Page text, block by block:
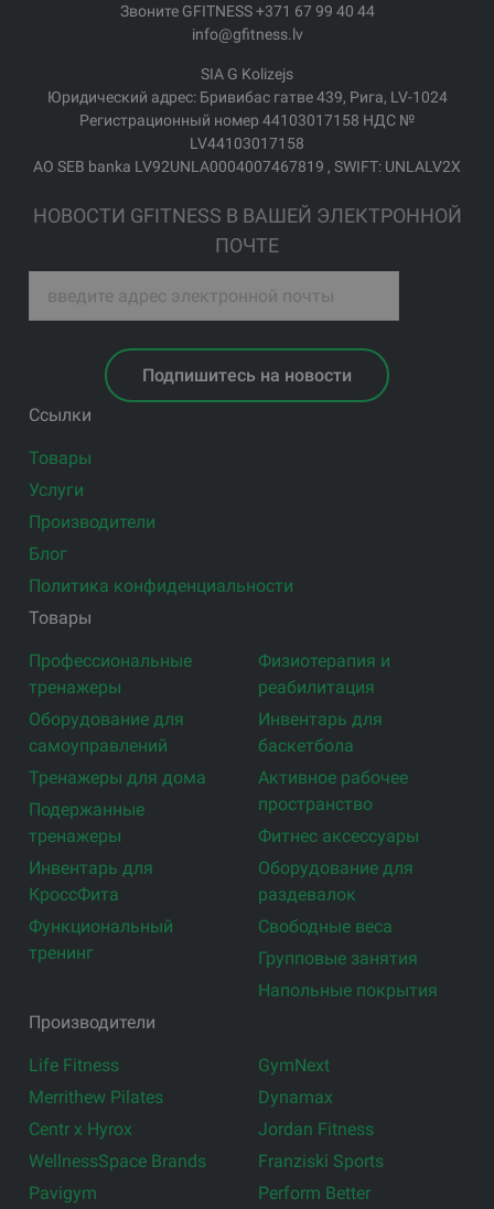
Звоните GFITNESS +371 67 99 40 44
info@gfitness.lv
SIA G Kolizejs
Юридический адрес: Бривибас гатве 439, Рига, LV-1024
Регистрационный номер 44103017158 НДС №
LV44103017158
АО SEB banka LV92UNLA0004007467819 , SWIFT: UNLALV2X
НОВОСТИ GFITNESS В ВАШЕЙ ЭЛЕКТРОННОЙ
ПОЧТЕ
Подпишитесь на новости
Ссылки
Товары
Услуги
Производители
Блог
Политика конфиденциальности
Товары
Профессиональные
тренажеры
Оборудование для
самоуправлений
Тренажеры для дома
Подержанные
тренажеры
Инвентарь для
КроссФита
Функциональный
тренинг
Физиотерапия и
реабилитация
Инвентарь для
баскетбола
Активное рабочее
пространство
Фитнес аксессуары
Оборудование для
раздевалок
Свободные веса
Групповые занятия
Напольные покрытия
Производители
Life Fitness
Merrithew Pilates
Centr x Hyrox
WellnessSpace Brands
Pavigym
GymNext
Dynamax
Jordan Fitness
Franziski Sports
Perform Better